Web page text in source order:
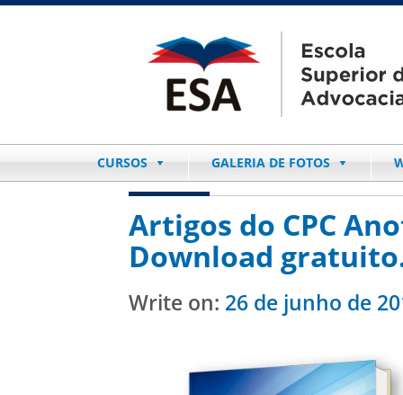
CURSOS GALERIA DE FOTOS
Artigos do CPC
Download
Write on: 26 de junho de